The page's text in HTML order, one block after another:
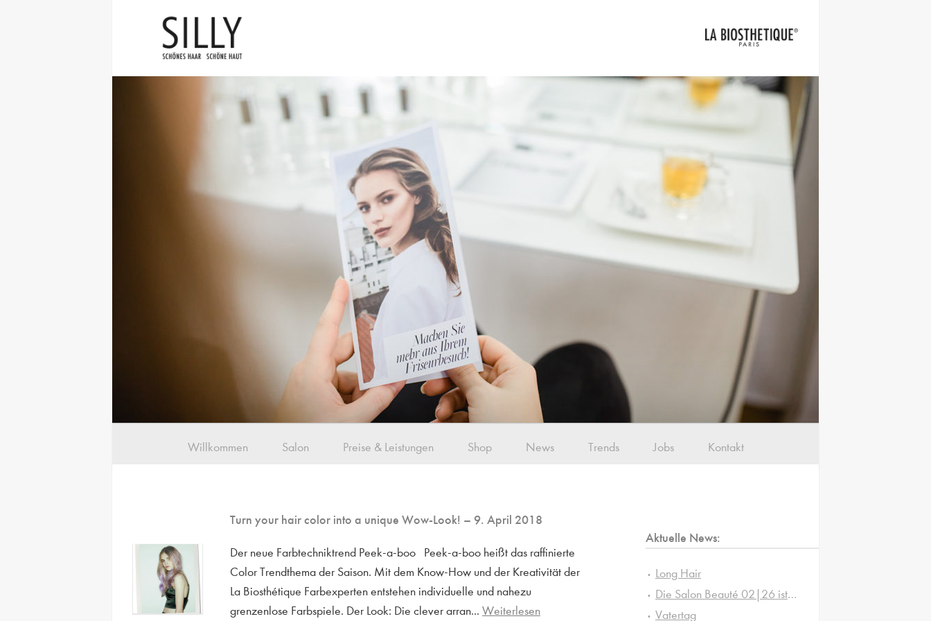
Willkommen Salon Preise & Leistungen Shop News Trends Jobs Kontakt
Turn your hair color into a unique Wow-Look! – 9. April 2018
Der neue Farbtechniktrend Peek-a-boo Peek-a-boo heißt das raffinierte
Color Trendthema der Saison. Mit dem Know-How und der Kreativität der
La Biosthétique Farbexperten entstehen individuelle und nahezu
grenzenlose Farbspiele. Der Look: Die clever arran... Weiterlesen
Aktuelle News:
Long Hair
Die Salon Beauté 02|26 ist da!
Vatertag